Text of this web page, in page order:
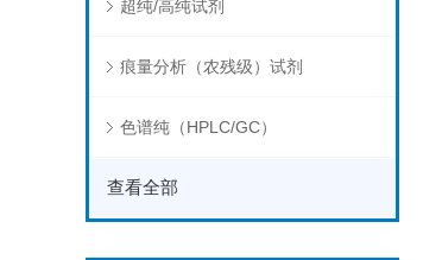
超纯/高纯试剂
痕量分析（农残级）试剂
色谱纯（HPLC/GC）
查看全部